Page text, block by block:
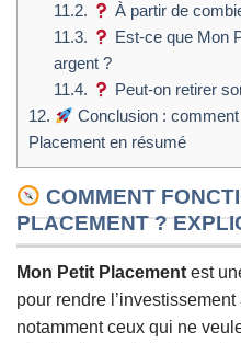
11.2.
À partir de
11.3.
Est-ce que Mon
argent ?
11.4.
Peut-on retirer
12.
Conclusion :
Placement en résumé
COMMENT
PLACEMENT ?
Mon Petit Placement est
pour rendre
notamment ceux qui ne